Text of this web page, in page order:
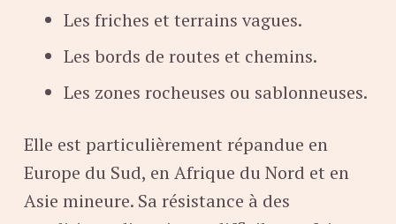
Les friches et terrains vagues.
Les bords de routes et chemins.
Les zones rocheuses ou sablonneuses.
Elle est particulièrement répandue en
Europe du Sud, en Afrique du Nord et en
Asie mineure. Sa résistance à des